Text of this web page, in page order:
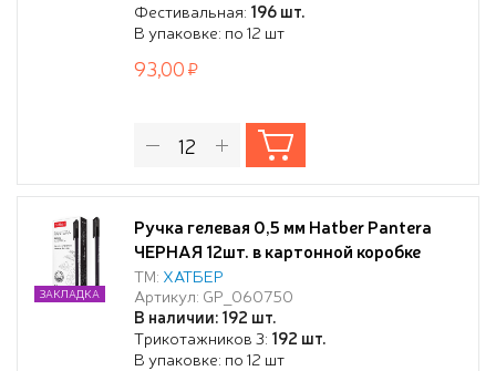
Фестивальная: 196 шт.
В упаковке: по 12 шт
93,00
Ручка гелевая 0,5 мм Hatber Pantera
ЧЕРНАЯ 12шт. в картонной коробке
ТМ: ХАТБЕР
Артикул: GP_060750
В наличии: 192 шт.
Трикотажников 3: 192 шт.
В упаковке: по 12 шт
ЗАКЛАДКА